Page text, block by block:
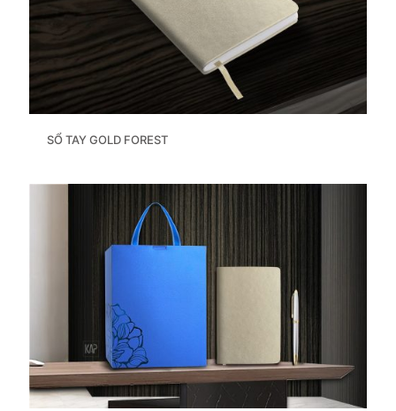
SỔ TAY GOLD FOREST